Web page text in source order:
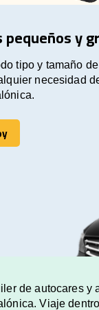
y
tipo y tamaño
necesidad
de autocares y
Viaje